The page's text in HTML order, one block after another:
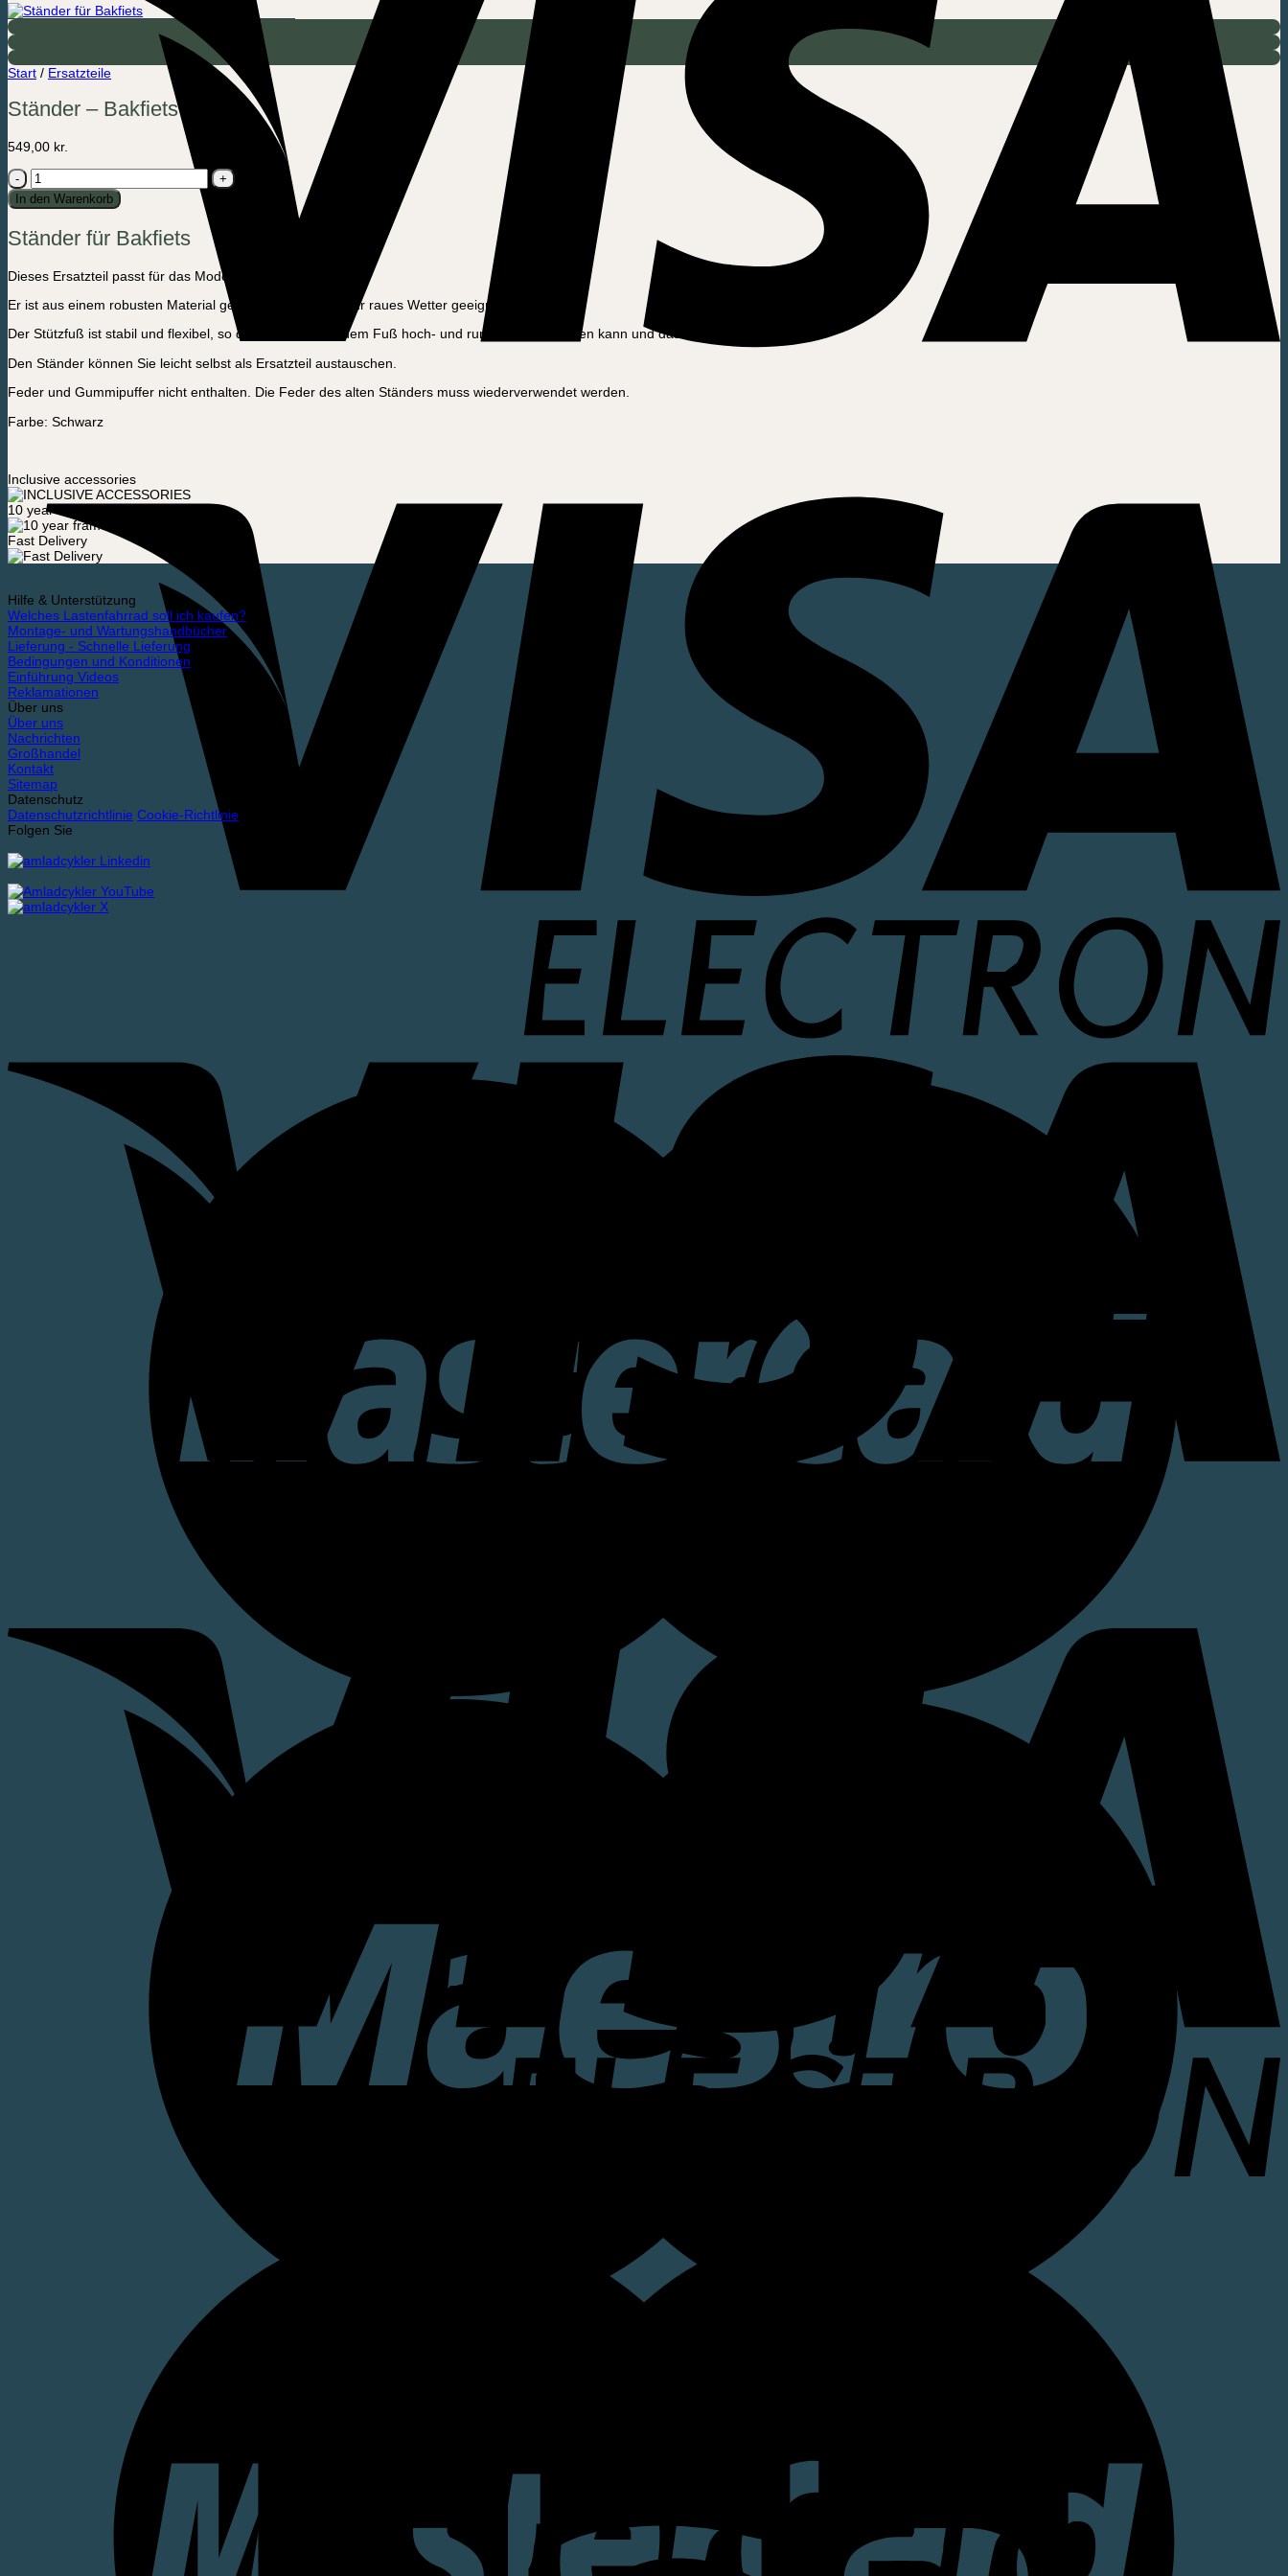
Start / Ersatzteile
Ständer – Bakfiets
549,00 kr.
Ständer
-
Bakfiets
In den Warenkorb
Ständer für Bakfiets
Dieses Ersatzteil passt für das Modell Bakfiets.
Er ist aus einem robusten Material gefertigt, das perfekt für raues Wetter geeignet ist.
Der Stützfuß ist stabil und flexibel, so dass er leicht mit dem Fuß hoch- und runtergekickt werden kann und das Fahrrad gut stützt.
Den Ständer können Sie leicht selbst als Ersatzteil austauschen.
Feder und Gummipuffer nicht enthalten. Die Feder des alten Ständers muss wiederverwendet werden.
Farbe: Schwarz
Inclusive accessories
10 year frame warranty
Fast Delivery
Hilfe & Unterstützung
Welches Lastenfahrrad soll ich kaufen?
Montage- und Wartungshandbücher
Lieferung - Schnelle Lieferung
Bedingungen und Konditionen
Einführung Videos
Reklamationen
Über uns
Über uns
Nachrichten
Großhandel
Kontakt
Sitemap
Datenschutz
Datenschutzrichtlinie Cookie-Richtlinie
Folgen Sie